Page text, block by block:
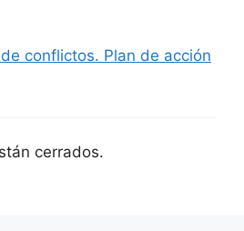
conflictos. Plan de acción
cerrados.